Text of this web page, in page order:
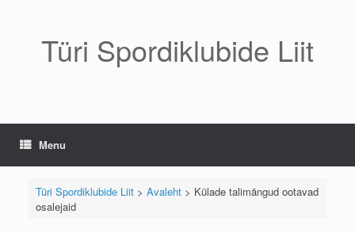
Türi Spordiklubide Liit
Menu
Türi Spordiklubide Liit> Avaleht> Külade talimängud ootavad
osalejaid